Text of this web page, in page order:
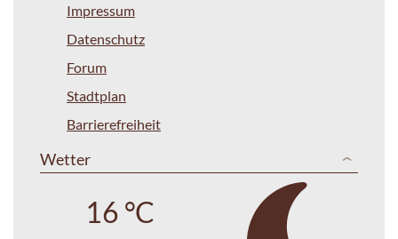
Impressum
Datenschutz
Forum
Stadtplan
Barrierefreiheit
Wetter
16 °C